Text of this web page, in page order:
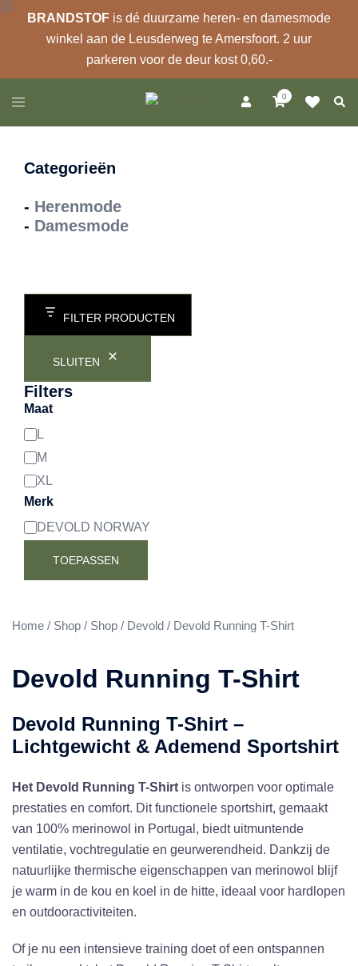
BRANDSTOF is dé duurzame heren- en damesmode
winkel aan de Leusderweg te Amersfoort. 2 uur
parkeren voor de deur kost 0,60.-
naar
de
Toggle
0
Home / Shop / Shop / Devold / Devold Running T-Shirt
Devold Running T-Shirt
Devold Running T-Shirt –
Lichtgewicht & Ademend Sportshirt
Het Devold Running T-Shirt is ontworpen voor optimale
prestaties en comfort. Dit functionele sportshirt, gemaakt
van 100% merinowol in Portugal, biedt uitmuntende
ventilatie, vochtregulatie en geurwerendheid. Dankzij de
natuurlijke thermische eigenschappen van merinowol blijf
je warm in de kou en koel in de hitte, ideaal voor hardlopen
en outdooractiviteiten.
Of je nu een intensieve training doet of een ontspannen
Categorieën
- Herenmode
- Damesmode
FILTER PRODUCTEN
SLUITEN
Filters
Maat
Maat
L
M
XL
Merk
Merk
DEVOLD NORWAY
TOEPASSEN